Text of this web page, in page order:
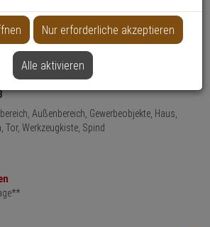
Modell: Titalium 64TI, Titalium
Außenbereich, Gewerbeobjekte, Haus,
Tor, Werkzeugkiste, Spind
Nur erforderliche akzeptieren
Alle aktivieren